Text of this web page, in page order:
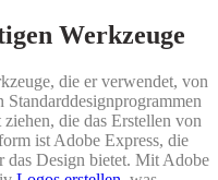
Werkzeuge
die er verwendet, von
Standarddesignprogrammen
die das Erstellen von
ist Adobe Express, die
das Design bietet. Mit Adobe